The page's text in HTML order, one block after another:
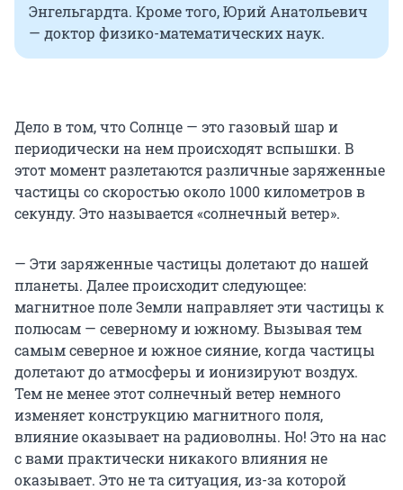
Энгельгардта. Кроме того, Юрий Анатольевич
— доктор физико-математических наук.
Дело в том, что Солнце — это газовый шар и
периодически на нем происходят вспышки. В
этот момент разлетаются различные заряженные
частицы со скоростью около 1000 километров в
секунду. Это называется «солнечный ветер».
— Эти заряженные частицы долетают до нашей
планеты. Далее происходит следующее:
магнитное поле Земли направляет эти частицы к
полюсам — северному и южному. Вызывая тем
самым северное и южное сияние, когда частицы
долетают до атмосферы и ионизируют воздух.
Тем не менее этот солнечный ветер немного
изменяет конструкцию магнитного поля,
влияние оказывает на радиоволны. Но! Это на нас
с вами практически никакого влияния не
оказывает. Это не та ситуация, из-за которой